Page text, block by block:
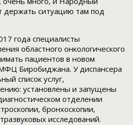
держать ситуацию там под
года специалисты
областного онкологического
пациентов в новом
Биробиджана. У диспансера
список услуг,
установлены и запущены
отделении
бронхоскопии,
исследований.